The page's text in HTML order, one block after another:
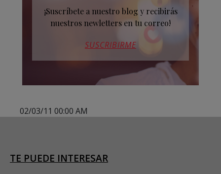
¡Suscríbete a nuestro blog y recibirás
nuestros newletters en tu correo!
SUSCRIBIRME
02/03/11 00:00 AM
TE PUEDE INTERESAR